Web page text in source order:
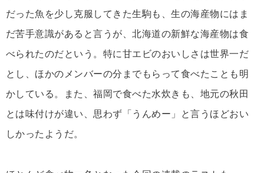
だった魚を少し克服してきた生駒も、生の海産物にはま
だ苦手意識があると言うが、北海道の新鮮な海産物は食
べられたのだという。特に甘エビのおいしさは世界一だ
とし、ほかのメンバーの分までもらって食べたことも明
かしている。また、福岡で食べた水炊きも、地元の秋田
とは味付けが違い、思わず「うんめー」と言うほどおい
しかったようだ。